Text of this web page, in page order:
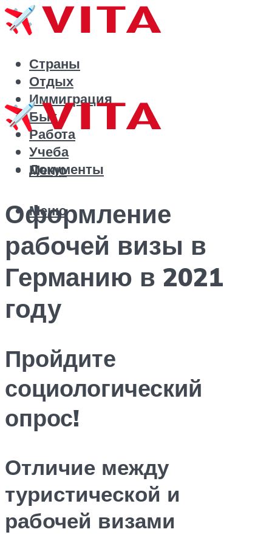
Страны
Отдых
Иммиграция
Быт
Работа
Учеба
Документы
Меню
Меню
Оформление
рабочей визы в
Германию в 2021
году
Пройдите
социологический
опрос!
Отличие между
туристической и
рабочей визами